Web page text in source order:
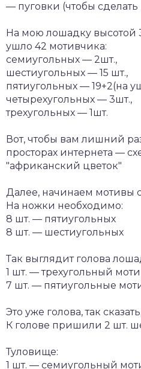
— пуговки (чтобы сделать
На мою лошадку высотой
ушло 42 мотивчика:
семиугольных — 2шт.,
шестиугольных — 15 шт.,
пятиугольных — 19+2(на
четырехугольных — 3шт.,
трехугольных — 1шт.
Вот, чтобы вам лишний
просторах интернета —
"африканский цветок"
Далее, начинаем мотивы
На ножки необходимо:
8 шт. — пятиугольных
8 шт. — шестиугольных
Так выглядит голова
1 шт. — трехугольный
7 шт. — пятиугольные
Это уже голова, так
К голове пришили 2 шт.
Туловище:
1 шт. — семиугольный